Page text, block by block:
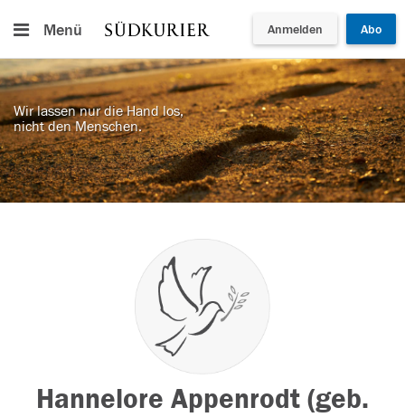
Menü Anmelden Abo
Wir lassen nur die Hand los,
nicht den Menschen.
Hannelore Appenrodt (geb.